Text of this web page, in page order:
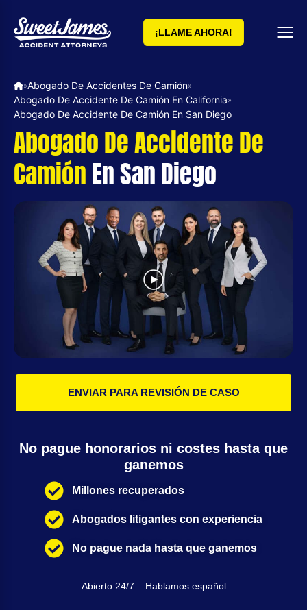
¡LLAME AHORA!
»Abogado De Accidentes De Camión»
Abogado De Accidente De Camión En California»
Abogado De Accidente De Camión En San Diego
Abogado De Accidente De
CamiónEn San Diego
ENVIAR PARA REVISIÓN DE CASO
No pague honorarios ni costes hasta que
ganemos
Millones recuperados
Abogados litigantes con experiencia
No pague nada hasta que ganemos
Abierto 24/7 – Hablamos español